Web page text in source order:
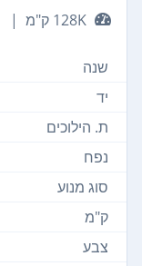
128K ק"מ
|
שנה
יד
ת. הילוכים
נפח
סוג מנוע
ק"מ
צבע